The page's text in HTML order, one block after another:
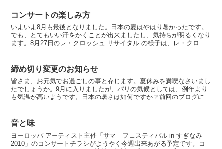
コンサートの楽しみ方
いよいよ8月も最後となりました。日本の夏はやはり暑かったです。
でも、とてもいい汗をかくことが出来ましたし、気持ちが明るくなり
ます。8月27日のレ・クロッシュ リサイタル の様子は、レ・クロッ
締め切り変更のお知らせ
皆さま、お元気でお過ごしの事と存じます。夏休みを満喫なさいまし
たでしょうか。9月に入りましたが、パリの気候としては、例年より
も気温が高いようです。日本の暑さは如何ですか？前回のブログに
音と味
ヨーロッパ アーティスト主催「サマ―フェスティバル in すぎなみ
2010」のコンサートチラシがようやく今週出来あがる予定です。コ